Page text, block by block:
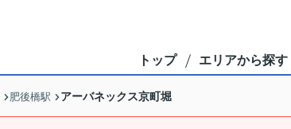
トップ エリアから探す
肥後橋駅 アーバネックス京町堀